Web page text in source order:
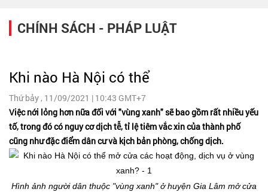
CHÍNH SÁCH - PHÁP LUẬT
Khi nào Hà Nội có thể
Thứ bảy , 11/09/2021 | 10:43 GMT+7
Việc nới lỏng hơn nữa đối với "vùng xanh" sẽ bao gồm rất nhiều yếu
tố, trong đó có nguy cơ dịch tễ, tỉ lệ tiêm vắc xin của thành phố
cũng như đặc điểm dân cư và kịch bản phòng, chống dịch.
Hình ảnh người dân thuộc "vùng xanh" ở huyện Gia Lâm mở cửa